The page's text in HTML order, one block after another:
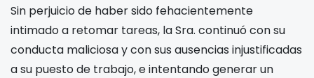
Sin perjuicio de haber sido fehacientemente
intimado a retomar tareas, la Sra. continuó con su
conducta maliciosa y con sus ausencias injustificadas
a su puesto de trabajo, e intentando generar un